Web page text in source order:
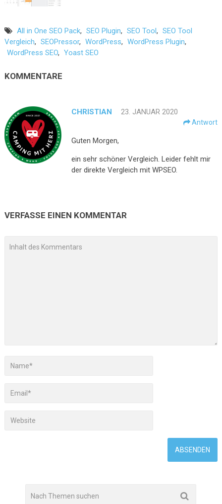
All in One SEO Pack, SEO Plugin, SEO Tool , SEO Tool
Vergleich, SEOPressor, WordPress, WordPress Plugin,
WordPress SEO, Yoast SEO
KOMMENTARE
CHRISTIAN 23. JANUAR 2020
Antwort
Guten Morgen,
ein sehr schöner Vergleich. Leider fehlt mir
der direkte Vergleich mit WPSEO.
VERFASSE EINEN KOMMENTAR